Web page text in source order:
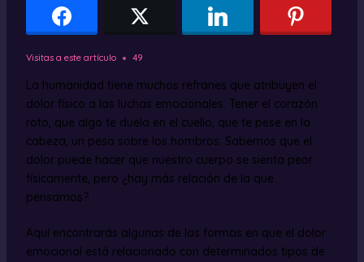
Visitas a este artículo 49
La humanidad tiene muchos refranes que atribuyen el
dolor físico a las luchas emocionales. Tener el corazón
roto, que algo te duela en el cuello, que te pese en la
cabeza, un peso sobre los hombros. Sabemos que el
dolor puede hacer que nuestro cuerpo se sienta peor
físicamente, pero ¿hay más relación de la que
pensamos?
Aquí encontrarás algunas de las formas en que el dolor
emocional está relacionado con determinados tipos de